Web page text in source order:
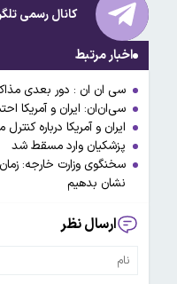
کانال رسمی
اخبار مرتبط
سی ان ان : دور بعدی
سی‌ان‌ان: ایران و آمریکا
ایران و آمریکا درباره
پزشکیان وارد مسقط شد
سخنگوی وزارت خارجه:
نشان بدهیم
ارسال نظر